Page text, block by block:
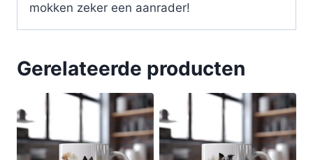
mokken zeker een aanrader!
Gerelateerde producten